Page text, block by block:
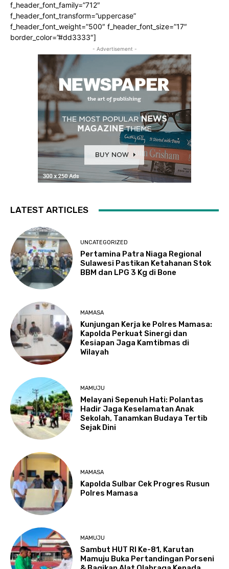
f_header_font_family=”712″
f_header_font_transform=”uppercase”
f_header_font_weight=”500″ f_header_font_size=”17″
border_color=”#dd3333″]
- Advertisement -
LATEST ARTICLES
UNCATEGORIZED
Pertamina Patra Niaga Regional
Sulawesi Pastikan Ketahanan Stok
BBM dan LPG 3 Kg di Bone
MAMASA
Kunjungan Kerja ke Polres Mamasa:
Kapolda Perkuat Sinergi dan
Kesiapan Jaga Kamtibmas di
Wilayah
MAMUJU
Melayani Sepenuh Hati: Polantas
Hadir Jaga Keselamatan Anak
Sekolah, Tanamkan Budaya Tertib
Sejak Dini
MAMASA
Kapolda Sulbar Cek Progres Rusun
Polres Mamasa
MAMUJU
Sambut HUT RI Ke-81, Karutan
Mamuju Buka Pertandingan Porseni